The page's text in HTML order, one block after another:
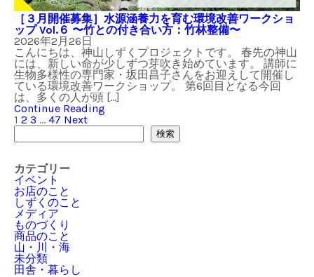
［３月開催募集］水源涵養力を育む環境改善ワークショ
ップ Vol.６ 〜竹との付き合い方：竹林整備〜
2026年2月26日
こんにちは、神山しずくプロジェクトです。 春先の神山
には、新しい命が少しずつ芽吹き始めています。 講師に
生物多様性の専門家・坂田昌子さんをお迎えして開催し
ている環境改善ワークショップ。 第6回目となる今回
は、多くの人が頭 […]
Continue Reading
1 2 3 … 47 Next
検索 検索
カテゴリー
イベント
お店のこと
しずくのこと
メディア
ものづくり
商品のこと
山・川・海
未分類
田舎・暮らし